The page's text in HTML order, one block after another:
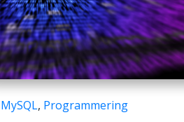
MySQL, Programmering